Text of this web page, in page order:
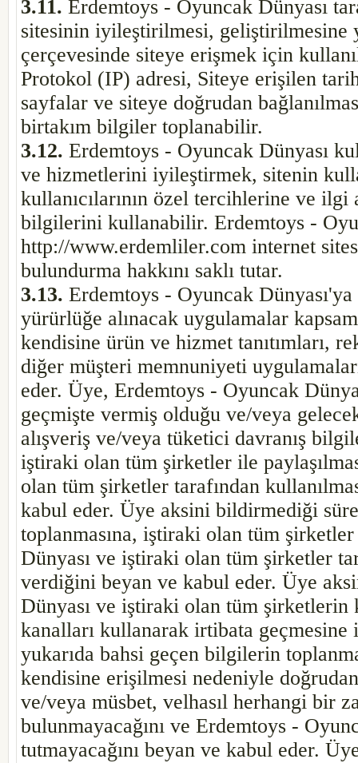
3.11. Erdemtoys - Oyuncak Dünyası
sitesinin iyileştirilmesi, geliştirilmesine
çerçevesinde siteye erişmek için
Protokol (IP) adresi, Siteye erişilen
sayfalar ve siteye doğrudan
birtakım bilgiler toplanabilir.
3.12. Erdemtoys - Oyuncak Dünyası
ve hizmetlerini iyileştirmek, sitenin
kullanıcılarının özel tercihlerine ve
bilgilerini kullanabilir. Erdemtoys -
http://www.erdemliler.com internet
bulundurma hakkını saklı tutar.
3.13. Erdemtoys - Oyuncak
yürürlüğe alınacak uygulamalar
kendisine ürün ve hizmet tanıtımları,
diğer müşteri memnuniyeti
eder. Üye, Erdemtoys - Oyuncak
geçmişte vermiş olduğu ve/veya
alışveriş ve/veya tüketici davranış
iştiraki olan tüm şirketler ile
olan tüm şirketler tarafından
kabul eder. Üye aksini bildirmediği
toplanmasına, iştiraki olan tüm
Dünyası ve iştiraki olan tüm şirketler
verdiğini beyan ve kabul eder. Üye
Dünyası ve iştiraki olan tüm
kanalları kullanarak irtibata
yukarıda bahsi geçen bilgilerin
kendisine erişilmesi nedeniyle
ve/veya müsbet, velhasıl herhangi bir
bulunmayacağını ve Erdemtoys -
tutmayacağını beyan ve kabul eder.